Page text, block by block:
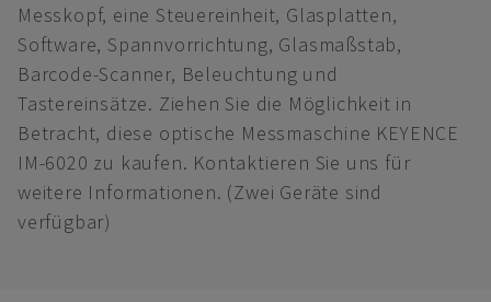
Messkopf, eine Steuereinheit, Glasplatten,
Software, Spannvorrichtung, Glasmaßstab,
Barcode-Scanner, Beleuchtung und
Tastereinsätze. Ziehen Sie die Möglichkeit in
Betracht, diese optische Messmaschine KEYENCE
IM-6020 zu kaufen. Kontaktieren Sie uns für
weitere Informationen. (Zwei Geräte sind
verfügbar)